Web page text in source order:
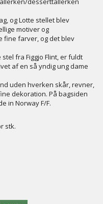
og Lotte stellet blev
motiver og
fine farver, og det blev
fra Figgjo Flint, er fuldt
af en så yndig ung dame
uden hverken skår, revner,
dekoration. På bagsiden
in Norway F/F.
stk.